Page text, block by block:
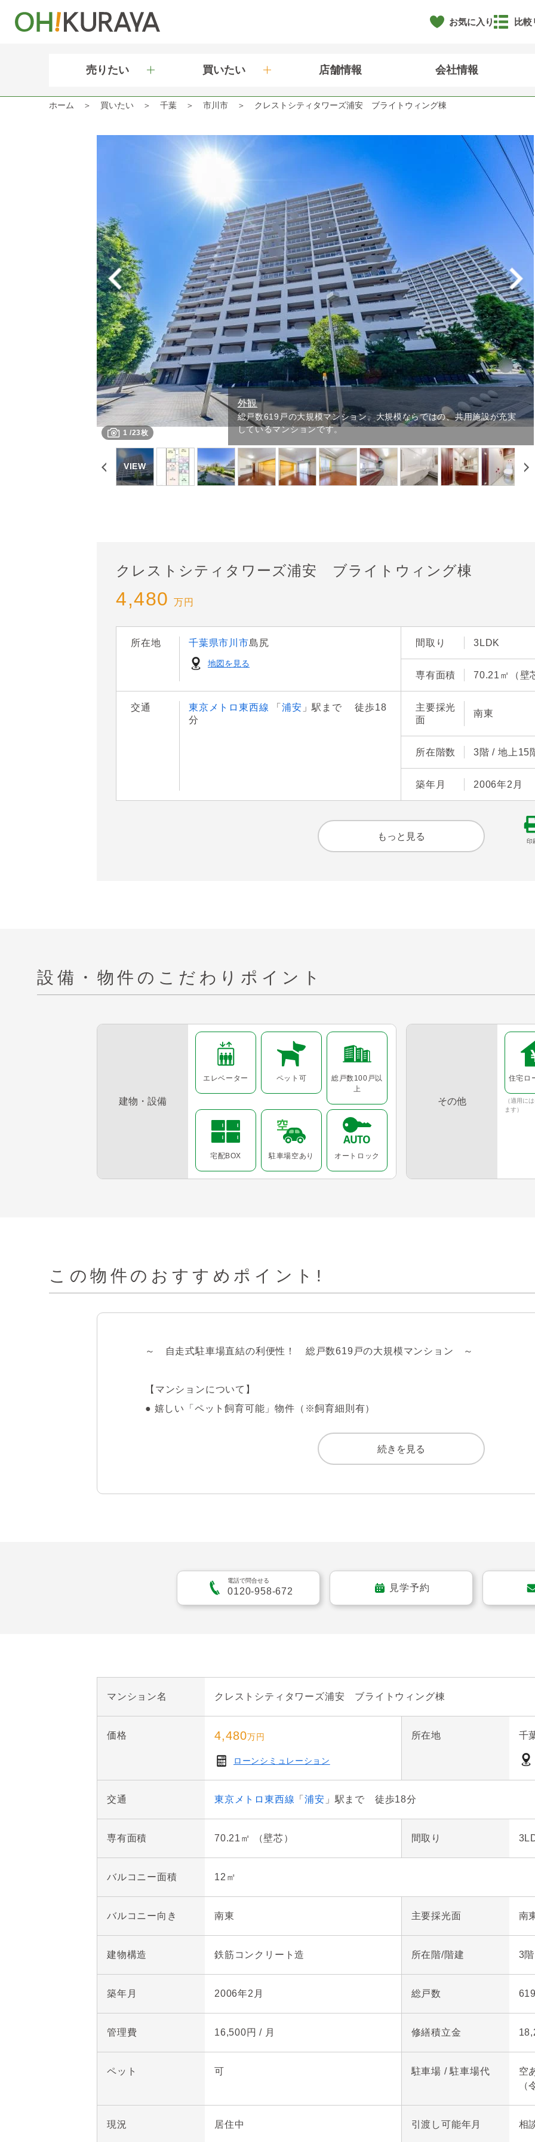
お気に入り 比較
売りたい 買いたい 店舗情報 会社情報
ホーム 買いたい 千葉 市川市 クレストシティタワーズ浦安 ブライトウィング棟
外観
総戸数619戸の大規模マンション。大規模ならではの、共用施設が充実
しているマンションです。
1 /23枚
クレストシティタワーズ浦安 ブライトウィング棟
4,480 万円
所在地 千葉県市川市島尻
地図を見る
間取り 3LDK
専有面積 70.21㎡（壁
交通 東京メトロ東西線 「浦安 」駅まで 徒歩18
分
主要採光
面
南東
所在階数 3階 / 地上15
築年月 2006年2月
もっと見る 印
設備・物件の こだわりポイント
建物・設備
エレベーター ペット可
総戸数100戸以
上
宅配BOX 駐車場空あり オートロック
その他
住宅ロ
（適用に
ます）
この物件の おすすめポイント!
～　自走式駐車場直結の利便性！　総戸数619戸の大規模マンション　～
【マンションについて】
● 嬉しい「ペット飼育可能」物件（※飼育細則有）
● 24時間有人管理・「管理体制良好」なマンション
● 敷地内自走式駐車場　専用使用権付（無償）
【お部屋について】
● 3階部分につき、自走式駐車場直結の利便性
● 雨の日などに心強い浴室乾燥機付
● リビング・ダイニングにはTES温水式床暖房付
続きを見る
電話で問合せる
0120-958-672 見学予約
マンション名 クレストシティタワーズ浦安 ブライトウィング棟
価格 4,480万円
ローンシミュレーション
所在地 千
交通 東京メトロ東西線 「浦安 」駅まで 徒歩18分
専有面積 70.21㎡ （壁芯） 間取り
バルコニー面積 12㎡
バルコニー向き 南東 主要採光面 南
建物構造 鉄筋コンクリート造 所在階/階建 3
築年月 2006年2月 総戸数
管理費 16,500円 / 月 修繕積立金
ペット 可 駐車場 / 駐車場代
（
現況 居住中 引渡し可能年月 相